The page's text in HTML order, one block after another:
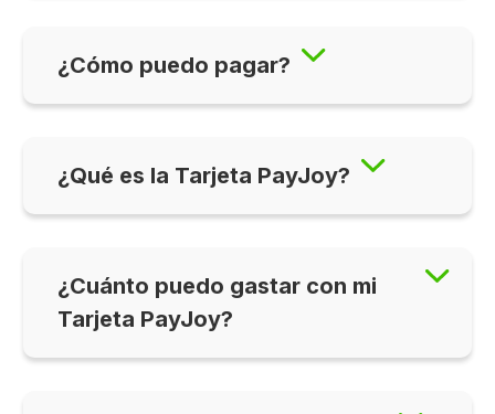
¿Cómo puedo pagar?
¿Qué es la Tarjeta PayJoy?
¿Cuánto puedo gastar con mi
Tarjeta PayJoy?